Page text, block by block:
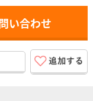
い合わせ